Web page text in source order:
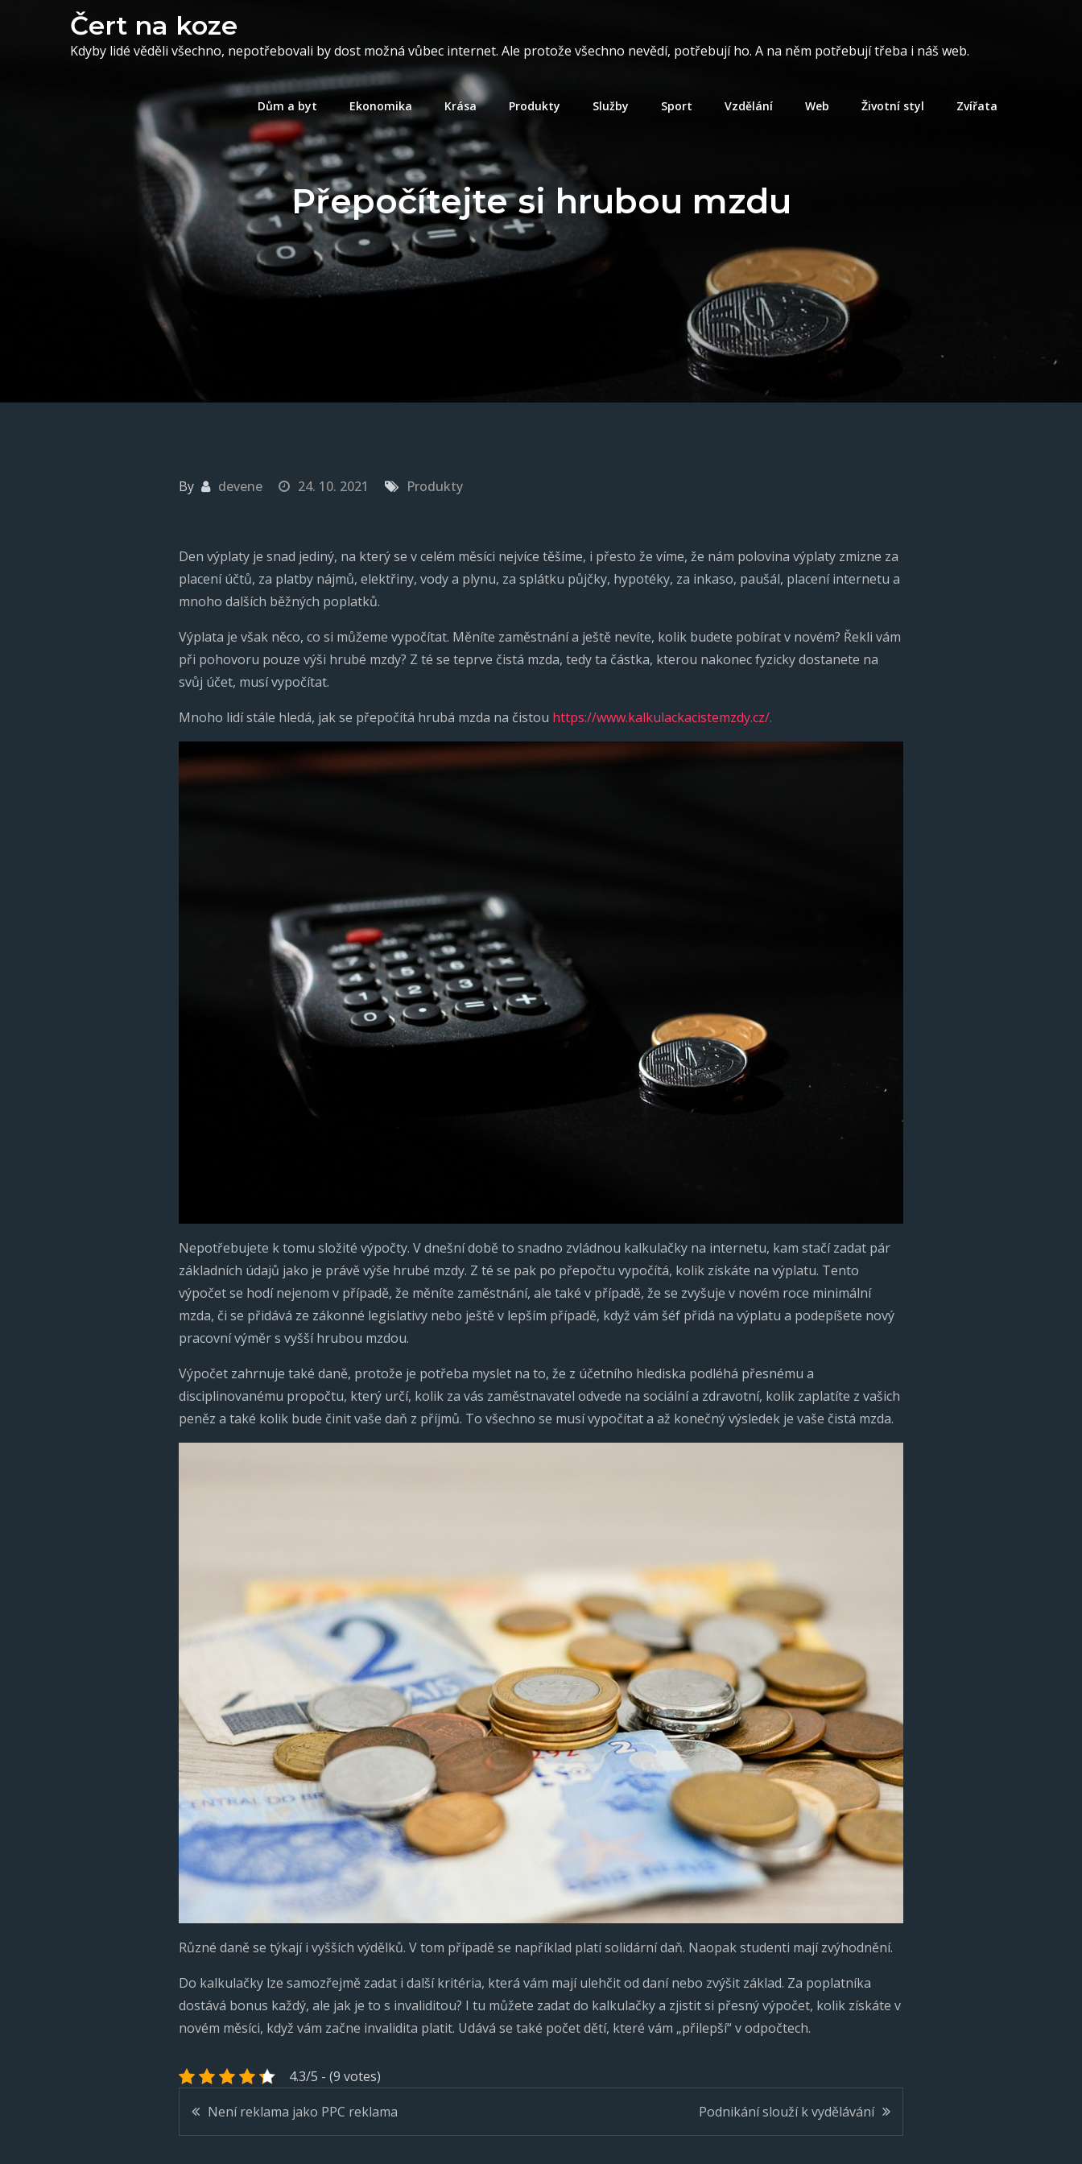
Čert na koze
Kdyby lidé věděli všechno, nepotřebovali by dost možná vůbec internet. Ale protože všechno nevědí, potřebují ho. A na něm potřebují třeba i náš web.
Dům a byt Ekonomika Krása Produkty Služby Sport Vzdělání Web Životní styl Zvířata
Přepočítejte si hrubou mzdu
By devene 24. 10. 2021 Produkty
Den výplaty je snad jediný, na který se v celém měsíci nejvíce těšíme, i přesto že víme, že nám polovina výplaty zmizne za
placení účtů, za platby nájmů, elektřiny, vody a plynu, za splátku půjčky, hypotéky, za inkaso, paušál, placení internetu a
mnoho dalších běžných poplatků.
Výplata je však něco, co si můžeme vypočítat. Měníte zaměstnání a ještě nevíte, kolik budete pobírat v novém? Řekli vám
při pohovoru pouze výši hrubé mzdy? Z té se teprve čistá mzda, tedy ta částka, kterou nakonec fyzicky dostanete na
svůj účet, musí vypočítat.
Mnoho lidí stále hledá, jak se přepočítá hrubá mzda na čistou https://www.kalkulackacistemzdy.cz/.
Nepotřebujete k tomu složité výpočty. V dnešní době to snadno zvládnou kalkulačky na internetu, kam stačí zadat pár
základních údajů jako je právě výše hrubé mzdy. Z té se pak po přepočtu vypočítá, kolik získáte na výplatu. Tento
výpočet se hodí nejenom v případě, že měníte zaměstnání, ale také v případě, že se zvyšuje v novém roce minimální
mzda, či se přidává ze zákonné legislativy nebo ještě v lepším případě, když vám šéf přidá na výplatu a podepíšete nový
pracovní výměr s vyšší hrubou mzdou.
Výpočet zahrnuje také daně, protože je potřeba myslet na to, že z účetního hlediska podléhá přesnému a
disciplinovanému propočtu, který určí, kolik za vás zaměstnavatel odvede na sociální a zdravotní, kolik zaplatíte z vašich
peněz a také kolik bude činit vaše daň z příjmů. To všechno se musí vypočítat a až konečný výsledek je vaše čistá mzda.
Různé daně se týkají i vyšších výdělků. V tom případě se například platí solidární daň. Naopak studenti mají zvýhodnění.
Do kalkulačky lze samozřejmě zadat i další kritéria, která vám mají ulehčit od daní nebo zvýšit základ. Za poplatníka
dostává bonus každý, ale jak je to s invaliditou? I tu můžete zadat do kalkulačky a zjistit si přesný výpočet, kolik získáte v
novém měsíci, když vám začne invalidita platit. Udává se také počet dětí, které vám „přilepší“ v odpočtech.
4.3/5 - (9 votes)
Navigace
Není reklama jako PPC reklama Podnikání slouží k vydělávání